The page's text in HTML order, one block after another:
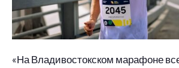
«На Владивостокском марафоне